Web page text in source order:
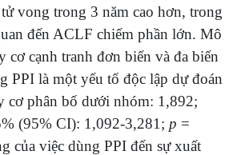
vong trong 3 năm cao hơn, trong
đến ACLF chiếm phần lớn. Mô
cạnh tranh đơn biến và đa biến
PPI là một yếu tố độc lập dự đoán
cơ phân bố dưới nhóm: 1,892;
(95% CI): 1,092-3,281; p =
của việc dùng PPI đến sự xuất